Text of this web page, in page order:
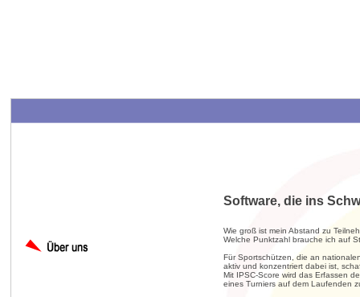
Software, die ins
Wie groß ist mein Abstand zu
Welche Punktzahl brauche ich auf
Für Sportschützen, die an
aktiv und konzentriert dabei ist,
Mit IPSC-Score wird das Erfassen
eines Turniers auf dem Laufenden